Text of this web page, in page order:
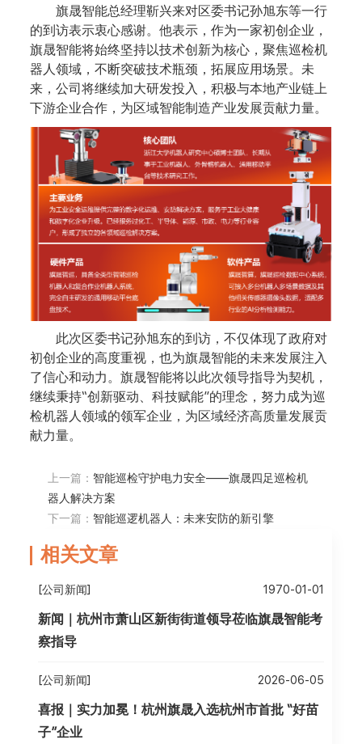
旗晟智能总经理靳兴来对区委书记孙旭东等一行
的到访表示衷心感谢。他表示，作为一家初创企业，
旗晟智能将始终坚持以技术创新为核心，聚焦巡检机
器人领域，不断突破技术瓶颈，拓展应用场景。未
来，公司将继续加大研发投入，积极与本地产业链上
下游企业合作，为区域智能制造产业发展贡献力量。
此次区委书记孙旭东的到访，不仅体现了政府对
初创企业的高度重视，也为旗晟智能的未来发展注入
了信心和动力。旗晟智能将以此次领导指导为契机，
继续秉持“创新驱动、科技赋能”的理念，努力成为巡
检机器人领域的领军企业，为区域经济高质量发展贡
献力量。
上一篇： 智能巡检守护电力安全——旗晟四足巡检机
器人解决方案
下一篇： 智能巡逻机器人：未来安防的新引擎
相关文章
[公司新闻]
新闻｜杭州市萧山区新街街道领导莅临旗晟智能考
察指导
1970-01-01
[公司新闻]
喜报｜实力加冕！杭州旗晟入选杭州市首批 “好苗
子”企业
2026-06-05